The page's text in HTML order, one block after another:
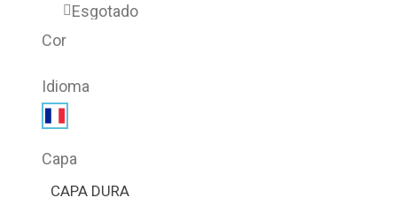
Esgotado
Cor
Idioma
Capa
CAPA DURA